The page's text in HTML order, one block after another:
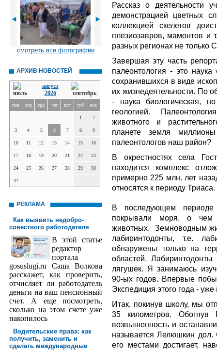
смотреть все фотографии
АРХИВ НОВОСТЕЙ
август
2026
пон втр срд чет пят суб вск
1 2
3 4 5 6 7 8 9
10 11 12 13 14 15 16
17 18 19 20 21 22 23
24 25 26 27 28 29 30
31
РЕКЛАМА
Как выявить недобро­
совестного работодателя
В этой статье
редактор
порта­ла
gosuslugi.ru Саша Волкова
расскажет, как проверить,
отчисляет ли работодатель
деньги на ваш пенсионный
счет. А еще посмотреть,
сколько на этом счете уже
накопилось
Водительские права: как
получить, заменить и
сделать международ­ные
Рассказ о деятельности
демонстрацией цветных
коллекцией скелетов
плезиозавров, мамонтов и
разных регионах не только
Завершая эту часть
палеонтология - это
сохранившихся в виде
их жизнедеятельности. По
- наука биологическая,
геологией.
животного и
планете земля
палеонтологов наш район?
В окрестностях села
находится комплекс
примерно 225 млн. лет
относятся к периоду Триаса.
В последующем периоде
покрывали моря, о чем
животных.
Земноводным
лабиринтодонты, т.е.
обнаружены только на
областей.
лягушек. Я занимаюсь
90-ых годов. Впервые
Экспедиция этого года - уже
Итак, покинув школу, мы
35 километров. Обогнув
возвышенность и
называется Лелюшкин дол.
его местами достигает,